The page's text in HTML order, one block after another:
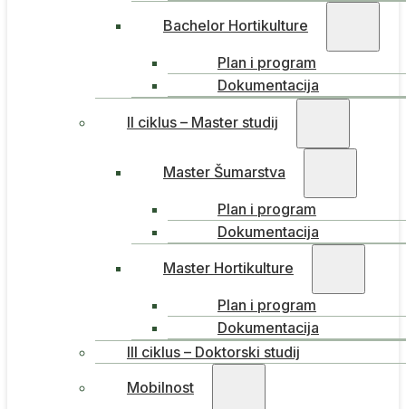
Bachelor Hortikulture
Plan i program
Dokumentacija
II ciklus – Master studij
Master Šumarstva
Plan i program
Dokumentacija
Master Hortikulture
Plan i program
Dokumentacija
III ciklus – Doktorski studij
Mobilnost